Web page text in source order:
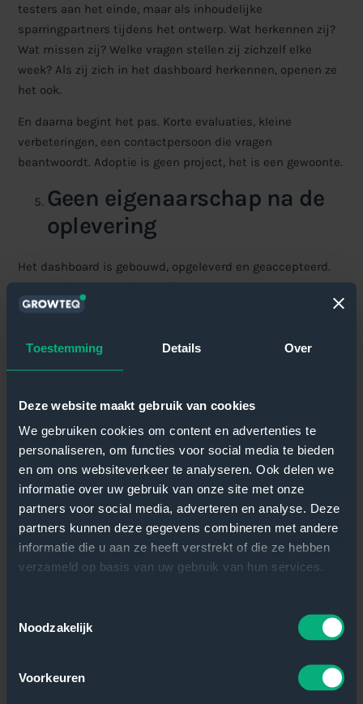
Toestemming Details Over
Deze website maakt gebruik van cookies
We gebruiken cookies om content en advertenties te
personaliseren, om functies voor social media te bieden
en om ons websiteverkeer te analyseren. Ook delen we
informatie over uw gebruik van onze site met onze
partners voor social media, adverteren en analyse. Deze
partners kunnen deze gegevens combineren met andere
informatie die u aan ze heeft verstrekt of die ze hebben
verzameld op basis van uw gebruik van hun services.
Noodzakelijk
Voorkeuren
testers aan het einde, maar als inhoudelijke
sparringpartners tijdens het ontwerp. Wat herkennen zij?
Wat missen zij? Welke vragen stellen zij zichzelf elke
week? Als zij zich in het dashboard herkennen, openen ze
het ook.
En daarna begint het pas. Korte evaluaties, kleine
verbeteringen, een contactpersoon die vragen
beantwoordt. Adoptie is geen project, het is een gewoonte.
Geen eigenaarschap na de
oplevering
Het dashboard is gebouwd, opgeleverd en geaccepteerd.
De consultant vertrekt. En dan?
aan als de organisatie verandert. Niemand signaleert als
de nieuwe salesmanager die niet begrijpt wat een
Zonder eigenaarschap verwatert elk dashboard. Niet
omdat het slecht is gebouwd, maar omdat organisaties
veranderen en dashboards dat niet vanzelf doen.
Wijs iemand aan. Iemand die het dashboard kent, die de
verbinding legt tussen de data en de organisatie, en die
verantwoordelijk is voor de kwaliteit ervan. Dat hoeft geen
stuurmiddel